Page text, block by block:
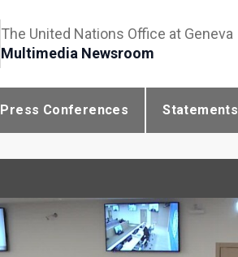
The United Nations Office at Geneva
Multimedia Newsroom
Press Conferences Statements